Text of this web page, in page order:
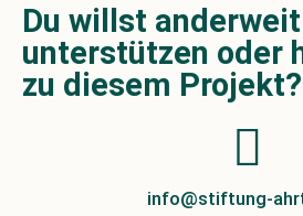
Du willst
unterstützen oder
zu diesem Projekt?​
info@stiftung-